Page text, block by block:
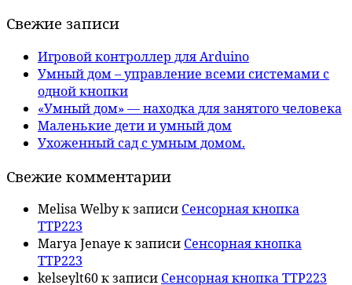
Свежие записи
Игровой контроллер для Arduino
Умный дом – управление всеми системами с
одной кнопки
«Умный дом» — находка для занятого человека
Маленькие дети и умный дом
Ухоженный сад с умным домом.
Свежие комментарии
Melisa Welbyк записи Сенсорная кнопка
TTP223
Marya Jenaye к записи Сенсорная кнопка
TTP223
kelseylt60к записи Сенсорная кнопка TTP223